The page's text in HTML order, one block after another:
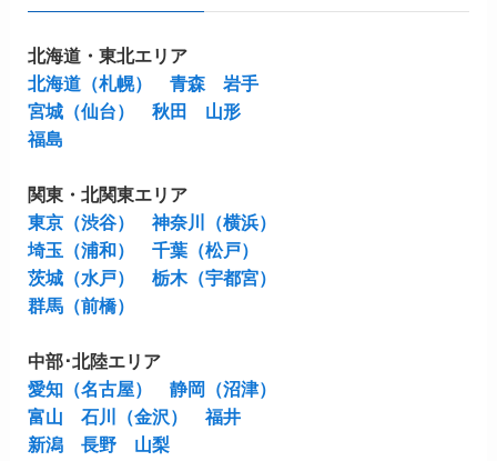
北海道・東北エリア
北海道（札幌）
青森
岩手
宮城（仙台）
秋田
山形
福島
関東・北関東エリア
東京（渋谷）
神奈川（横浜）
埼玉（浦和）
千葉（松戸）
茨城（水戸）
栃木（宇都宮）
群馬（前橋）
中部･北陸エリア
愛知（名古屋）
静岡（沼津）
富山
石川（金沢）
福井
新潟
長野
山梨